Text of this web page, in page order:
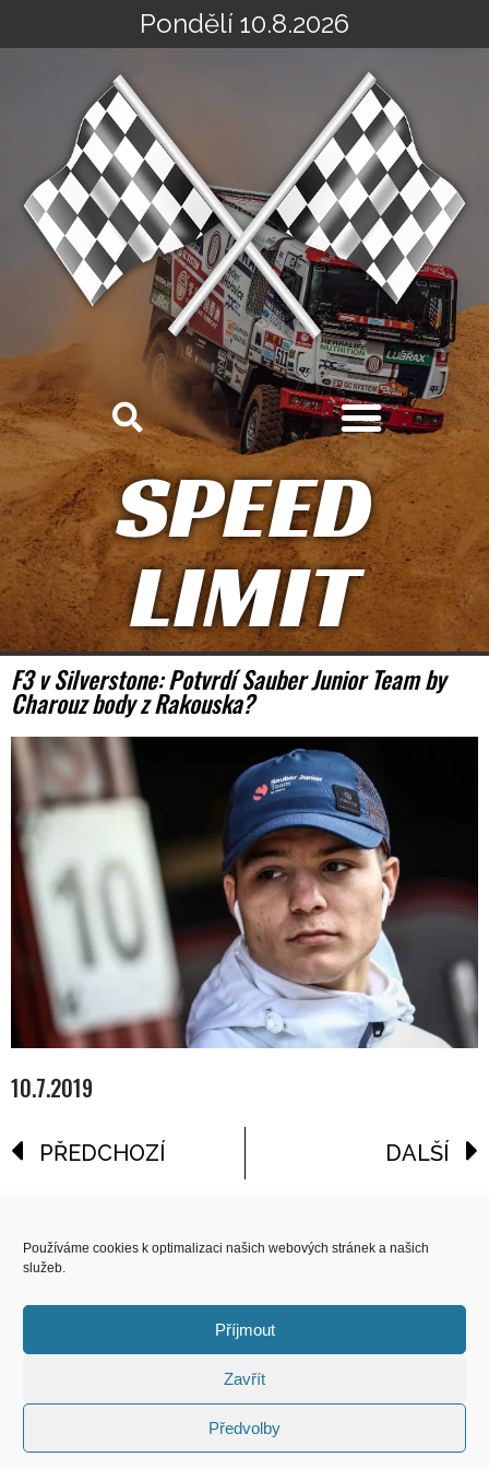
Používáme cookies k optimalizaci našich webových stránek a našich
služeb.
Příjmout
Zavřít
Předvolby
Pondělí 10.8.2026
SPEED
LIMIT
F3 v Silverstone: Potvrdí Sauber Junior Team by
Charouz body z Rakouska?
10.7.2019
PŘEDCHOZÍ DALŠÍ
COPYRIGHT
© 2026 Speed Limit,
All Rights Reserved